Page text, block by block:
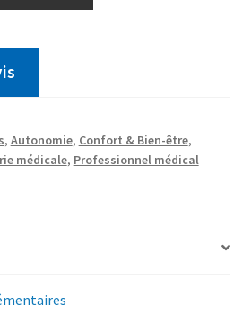
, Autonomie, Confort & Bien-être,
médicale, Professionnel médical